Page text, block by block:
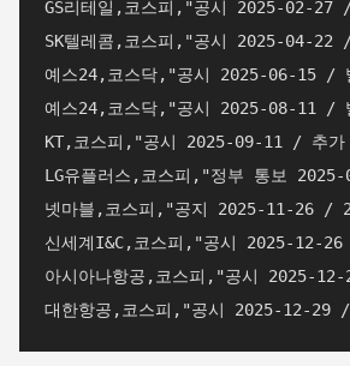
GS리테일,코스피,"공시 2025-02-
SK텔레콤,코스피,"공시 2025-04-
예스24,코스닥,"공시 2025-06-15 /
예스24,코스닥,"공시 2025-08-11 /
KT,코스피,"공시 2025-09-11 / 추
LG유플러스,코스피,"정부 통보
넷마블,코스피,"공지 2025-11-26 /
신세계I&C,코스피,"공시 2025-12-
아시아나항공,코스피,"공시 2025-